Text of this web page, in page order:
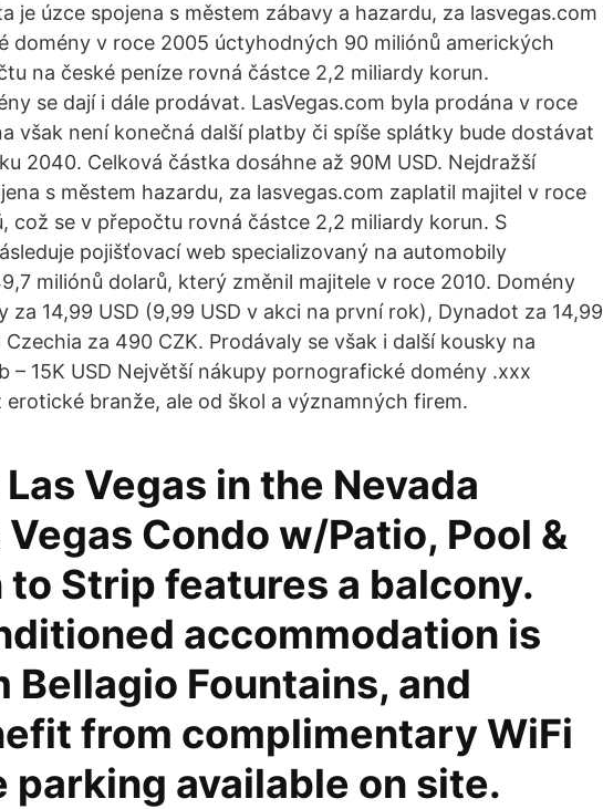
je úzce spojena s městem zábavy a hazardu, za lasvegas.com
domény v roce 2005 úctyhodných 90 miliónů amerických
na české peníze rovná částce 2,2 miliardy korun.
se dají i dále prodávat. LasVegas.com byla prodána v roce
však není konečná další platby či spíše splátky bude dostávat
2040. Celková částka dosáhne až 90M USD. Nejdražší
s městem hazardu, za lasvegas.com zaplatil majitel v roce
což se v přepočtu rovná částce 2,2 miliardy korun. S
pojišťovací web specializovaný na automobily
miliónů dolarů, který změnil majitele v roce 2010. Domény
za 14,99 USD (9,99 USD v akci na první rok), Dynadot za 14,99
za 490 CZK. Prodávaly se však i další kousky na
– 15K USD Největší nákupy pornografické domény .xxx
branže, ale od škol a významných firem.
Vegas in the Nevada
Condo w/Patio, Pool &
to Strip features a balcony.
accommodation is
Bellagio Fountains, and
from complimentary WiFi
parking available on site.